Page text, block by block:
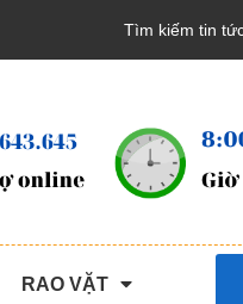
RAO VẶT